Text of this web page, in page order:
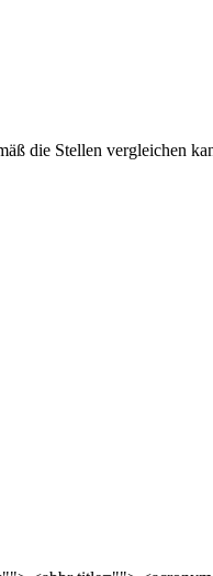
die Stellen vergleichen